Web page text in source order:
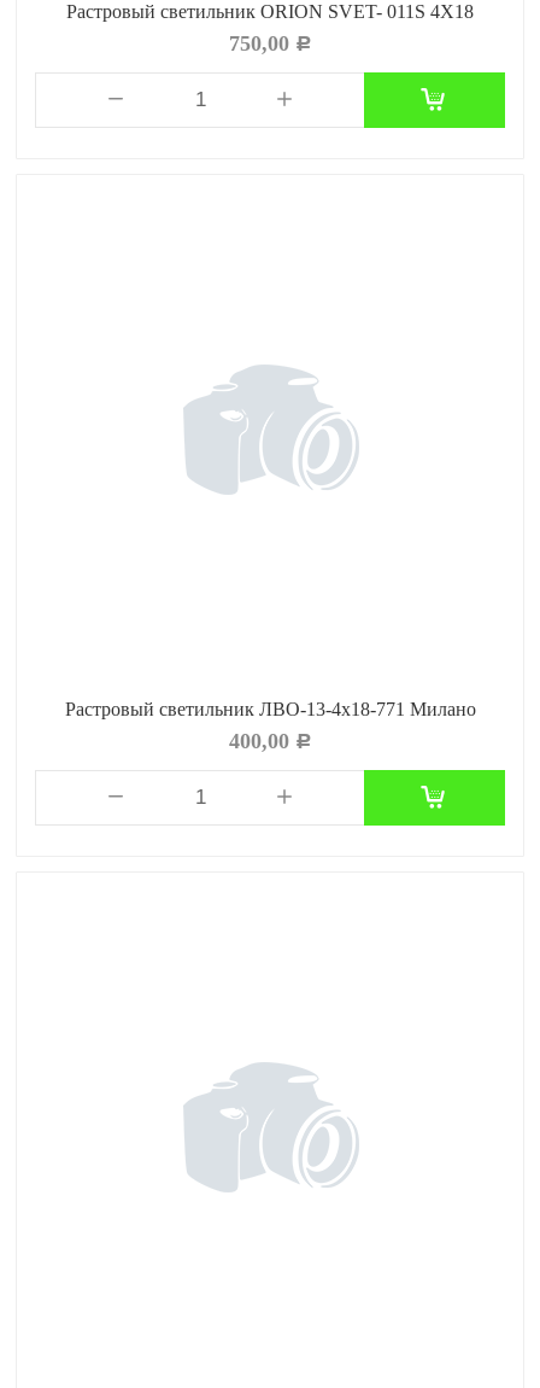
Растровый светильник ORION SVET- 011S 4X18
750,00 Р
Растровый светильник ЛВО-13-4х18-771 Милано
400,00 Р